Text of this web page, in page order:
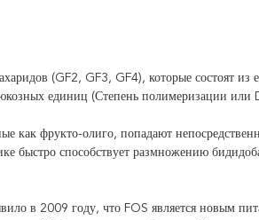
(GF2, GF3, GF4), которые состоят
единиц (Степень полимеризации или
как фрукто-олиго, попадают
быстро способствует размножению
в 2009 году, что FOS является новым